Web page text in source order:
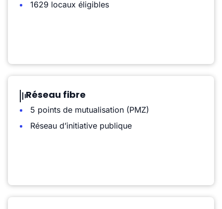
1629 locaux éligibles
Réseau fibre
5 points de mutualisation (PMZ)
Réseau d’initiative publique